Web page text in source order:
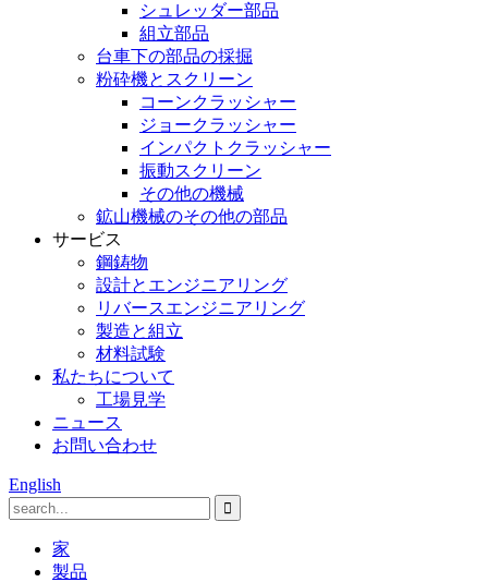
シュレッダー部品
組立部品
台車下の部品の採掘
粉砕機とスクリーン
コーンクラッシャー
ジョークラッシャー
インパクトクラッシャー
振動スクリーン
その他の機械
鉱山機械のその他の部品
サービス
鋼鋳物
設計とエンジニアリング
リバースエンジニアリング
製造と組立
材料試験
私たちについて
工場見学
ニュース
お問い合わせ
English
家
製品